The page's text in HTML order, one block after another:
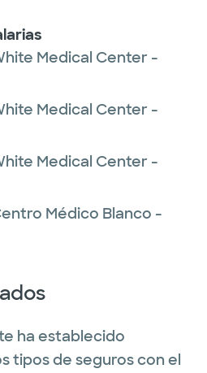
local food, cooking
books on the
also enjoys finding
to explore the
and learn about
Medical Center -
Medical Center -
Medical Center -
Médico Blanco -
ha establecido
tipos de seguros con el